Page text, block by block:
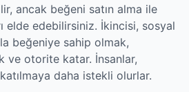
ancak beğeni satın alma ile
elde edebilirsiniz. İkincisi, sosyal
beğeniye sahip olmak,
ve otorite katar. İnsanlar,
daha istekli olurlar.